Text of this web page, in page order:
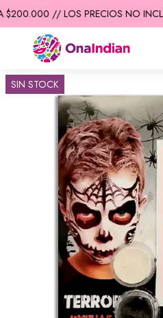
// LOS PRECIOS NO
SIN STOCK